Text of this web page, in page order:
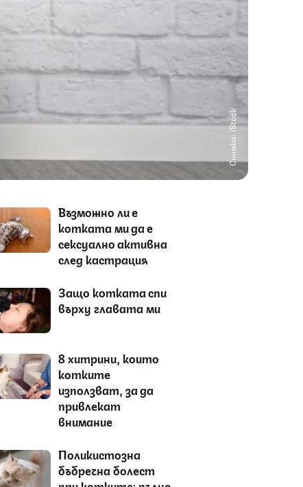
Снимка: iStock
Възможно ли е
котката ми да е
сексуално активна
след кастрация
Защо котката спи
върху главата ми
8 хитрини, които
котките
използват, за да
привлекат
внимание
Поликистозна
бъбречна болест